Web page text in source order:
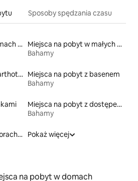
Sposoby spędzania czasu
Miejsca na pobyt w domach na wodzie
Miejsca na pobyt w małych domkach
Bahamy
Miejsca na pobyt w aparthotelach Miejsca na pobyt z basenem
Bahamy
Miejsca na pobyt z dostępem do plaży
Bahamy
Miejsca na pobyt w dworach i rezydencjach
Pokaż więcej
na pobyt w domach